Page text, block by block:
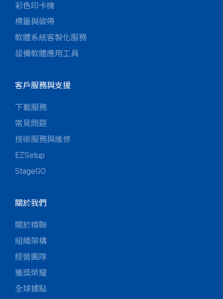
彩色印卡機
標籤與碳帶
軟體系統客製化服務
設備軟體應用工具
客戶服務與支援
下載服務
常見問題
技術服務與維修
EZSetup
StageGO
關於我們
關於精聯
組織架構
經營團隊
獲獎榮耀
全球據點